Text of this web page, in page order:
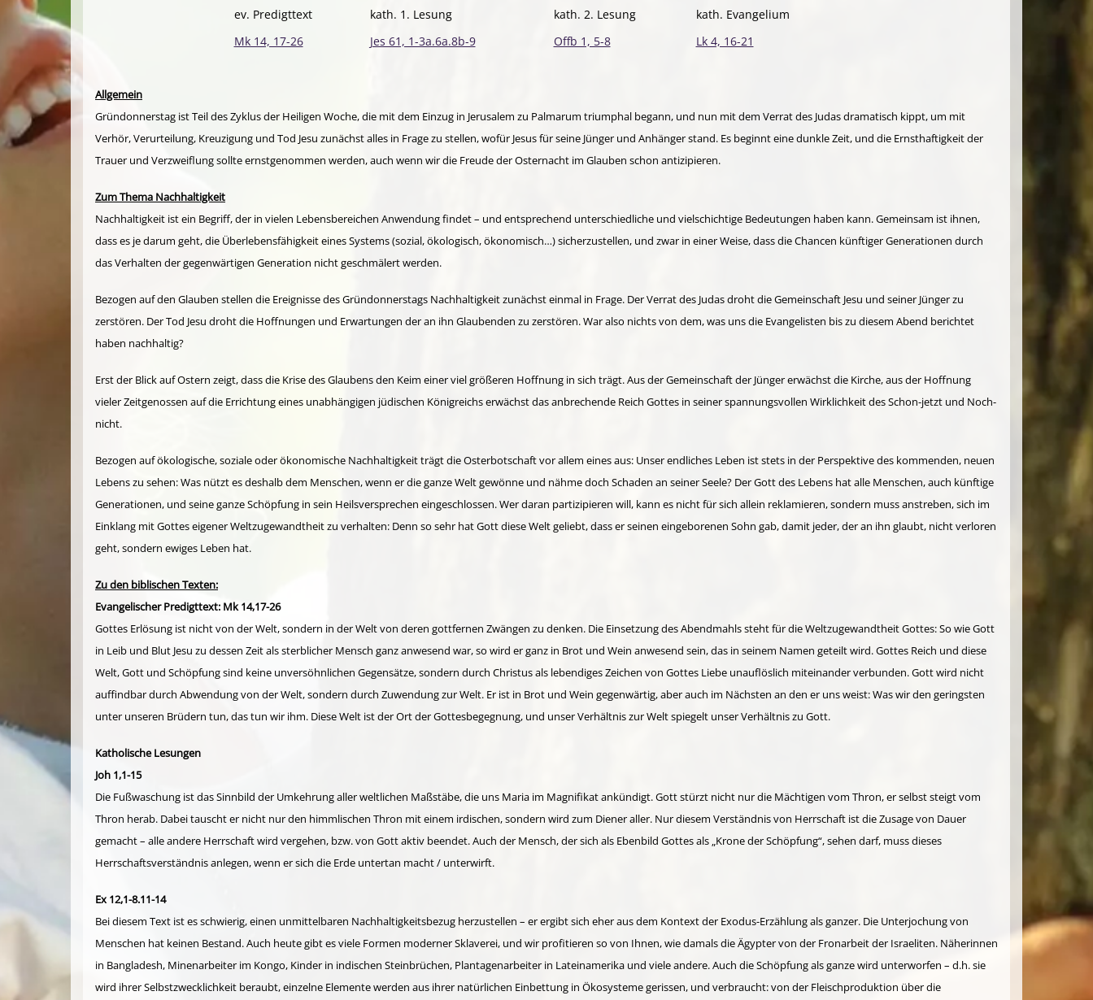
ev. Predigttext kath. 1. Lesung kath. 2. Lesung
kath. Evangelium
Mk 14, 17-26
Jes 61, 1-3a.6a.8b-9 Offb 1, 5-8 Lk 4, 16-21
Allgemein
Gründonnerstag ist Teil des Zyklus der Heiligen Woche, die mit dem Einzug in Jerusalem zu Palmarum triumphal begann, und nun mit dem Verrat des Judas dramatisch kippt, um mit
Verhör, Verurteilung, Kreuzigung und Tod Jesu zunächst alles in Frage zu stellen, wofür Jesus für seine Jünger und Anhänger stand. Es beginnt eine dunkle Zeit, und die Ernsthaftigkeit der
Trauer und Verzweiflung sollte ernstgenommen werden, auch wenn wir die Freude der Osternacht im Glauben schon antizipieren.
Zum Thema Nachhaltigkeit
Nachhaltigkeit ist ein Begriff, der in vielen Lebensbereichen Anwendung findet – und entsprechend unterschiedliche und vielschichtige Bedeutungen haben kann. Gemeinsam ist ihnen,
dass es je darum geht, die Überlebensfähigkeit eines Systems (sozial, ökologisch, ökonomisch…) sicherzustellen, und zwar in einer Weise, dass die Chancen künftiger Generationen durch
das Verhalten der gegenwärtigen Generation nicht geschmälert werden.
Bezogen auf den Glauben stellen die Ereignisse des Gründonnerstags Nachhaltigkeit zunächst einmal in Frage. Der Verrat des Judas droht die Gemeinschaft Jesu und seiner Jünger zu
zerstören. Der Tod Jesu droht die Hoffnungen und Erwartungen der an ihn Glaubenden zu zerstören. War also nichts von dem, was uns die Evangelisten bis zu diesem Abend berichtet
haben nachhaltig?
Erst der Blick auf Ostern zeigt, dass die Krise des Glaubens den Keim einer viel größeren Hoffnung in sich trägt. Aus der Gemeinschaft der Jünger erwächst die Kirche, aus der Hoffnung
vieler Zeitgenossen auf die Errichtung eines unabhängigen jüdischen Königreichs erwächst das anbrechende Reich Gottes in seiner spannungsvollen Wirklichkeit des Schon-jetzt und Noch-
nicht.
Bezogen auf ökologische, soziale oder ökonomische Nachhaltigkeit trägt die Osterbotschaft vor allem eines aus: Unser endliches Leben ist stets in der Perspektive des kommenden, neuen
Lebens zu sehen: Was nützt es deshalb dem Menschen, wenn er die ganze Welt gewönne und nähme doch Schaden an seiner Seele? Der Gott des Lebens hat alle Menschen, auch künftige
Generationen, und seine ganze Schöpfung in sein Heilsversprechen eingeschlossen. Wer daran partizipieren will, kann es nicht für sich allein reklamieren, sondern muss anstreben, sich im
Einklang mit Gottes eigener Weltzugewandtheit zu verhalten: Denn so sehr hat Gott diese Welt geliebt, dass er seinen eingeborenen Sohn gab, damit jeder, der an ihn glaubt, nicht verloren
geht, sondern ewiges Leben hat.
Zu den biblischen Texten:
Evangelischer Predigttext: Mk 14,17-26
Gottes Erlösung ist nicht von der Welt, sondern in der Welt von deren gottfernen Zwängen zu denken. Die Einsetzung des Abendmahls steht für die Weltzugewandtheit Gottes: So wie Gott
in Leib und Blut Jesu zu dessen Zeit als sterblicher Mensch ganz anwesend war, so wird er ganz in Brot und Wein anwesend sein, das in seinem Namen geteilt wird. Gottes Reich und diese
Welt, Gott und Schöpfung sind keine unversöhnlichen Gegensätze, sondern durch Christus als lebendiges Zeichen von Gottes Liebe unauflöslich miteinander verbunden. Gott wird nicht
auffindbar durch Abwendung von der Welt, sondern durch Zuwendung zur Welt. Er ist in Brot und Wein gegenwärtig, aber auch im Nächsten an den er uns weist: Was wir den geringsten
unter unseren Brüdern tun, das tun wir ihm. Diese Welt ist der Ort der Gottesbegegnung, und unser Verhältnis zur Welt spiegelt unser Verhältnis zu Gott.
Katholische Lesungen
Joh 1,1-15
Die Fußwaschung ist das Sinnbild der Umkehrung aller weltlichen Maßstäbe, die uns Maria im Magnifikat ankündigt. Gott stürzt nicht nur die Mächtigen vom Thron, er selbst steigt vom
Thron herab. Dabei tauscht er nicht nur den himmlischen Thron mit einem irdischen, sondern wird zum Diener aller. Nur diesem Verständnis von Herrschaft ist die Zusage von Dauer
gemacht – alle andere Herrschaft wird vergehen, bzw. von Gott aktiv beendet. Auch der Mensch, der sich als Ebenbild Gottes als „Krone der Schöpfung“, sehen darf, muss dieses
Herrschaftsverständnis anlegen, wenn er sich die Erde untertan macht / unterwirft.
Ex 12,1-8.11-14
Bei diesem Text ist es schwierig, einen unmittelbaren Nachhaltigkeitsbezug herzustellen – er ergibt sich eher aus dem Kontext der Exodus-Erzählung als ganzer. Die Unterjochung von
Menschen hat keinen Bestand. Auch heute gibt es viele Formen moderner Sklaverei, und wir profitieren so von Ihnen, wie damals die Ägypter von der Fronarbeit der Israeliten. Näherinnen
in Bangladesh, Minenarbeiter im Kongo, Kinder in indischen Steinbrüchen, Plantagenarbeiter in Lateinamerika und viele andere. Auch die Schöpfung als ganze wird unterworfen – d.h. sie
wird ihrer Selbstzwecklichkeit beraubt, einzelne Elemente werden aus ihrer natürlichen Einbettung in Ökosysteme gerissen, und verbraucht: von der Fleischproduktion über die